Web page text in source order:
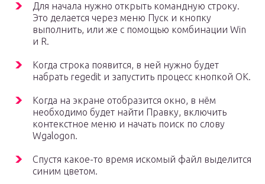
Для начала нужно открыть командную строку.
Это делается через меню Пуск и кнопку
выполнить, или же с помощью комбинации Win
и R.
Когда строка появится, в ней нужно будет
набрать regedit и запустить процесс кнопкой ОК.
Когда на экране отобразится окно, в нём
необходимо будет найти Правку, включить
контекстное меню и начать поиск по слову
Wgalogon.
Спустя какое-то время искомый файл выделится
синим цветом.